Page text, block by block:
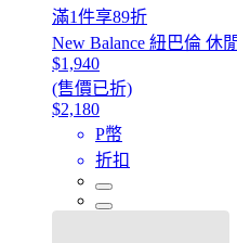
滿1件享89折
New Balance 紐巴倫 休
$1,940
(售價已折)
$2,180
P幣
折扣